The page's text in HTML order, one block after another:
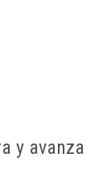
y avanza